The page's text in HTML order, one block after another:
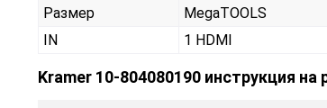
Размер
MegaTOOLS
IN
1 HDMI
Kramer 10-804080190 инструкция на